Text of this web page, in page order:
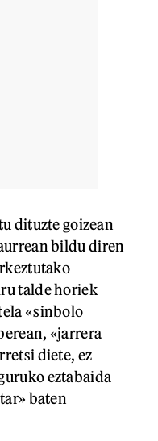
dituzte goizean
bildu diren
talde horiek
«sinbolo
«jarrera
diete, ez
eztabaida
baten